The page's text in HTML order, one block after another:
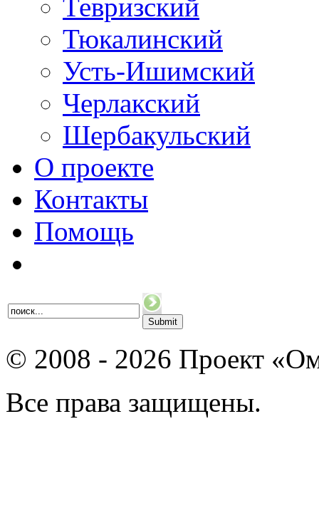
Тевризский
Тюкалинский
Усть-Ишимский
Черлакский
Шербакульский
О проекте
Контакты
Помощь
© 2008 - 2026 Проект
Все права защищены.